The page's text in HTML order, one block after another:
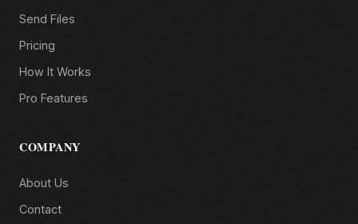
Send Files
Pricing
How It Works
Pro Features
COMPANY
About Us
Contact